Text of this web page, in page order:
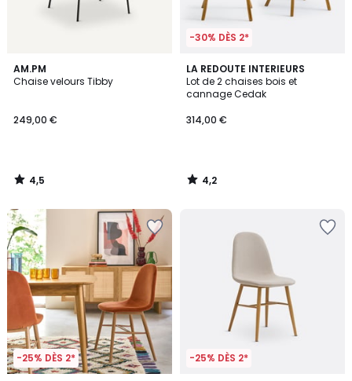
AM.PM
Chaise velours Tibby
249,00 €
4,5
/ 5
4,5
/
-30% DÈS 2*
LA REDOUTE INTERIEURS
Lot de 2 chaises bois et
cannage Cedak
314,00 €
4,2
/ 5
4,2
/
-25% DÈS 2* -25% DÈS 2*